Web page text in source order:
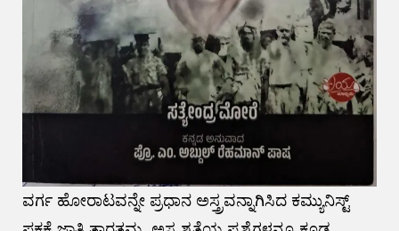
ವರ್ಗ ಹೋರಾಟವನ್ನೇ ಪ್ರಧಾನ ಅಸ್ತ್ರವನ್ನಾಗಿಸಿದ ಕಮ್ಯುನಿಸ್ಟ್